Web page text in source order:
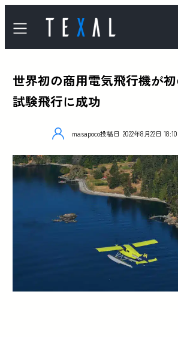
世界初の商用電気飛行機が
試験飛行に成功
masapoco投稿日 2022年8月22日 18:10